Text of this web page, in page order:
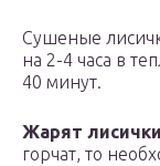
Сушеные
на 2-4 часа в
40 минут.
Жарят лисички
горчат, то